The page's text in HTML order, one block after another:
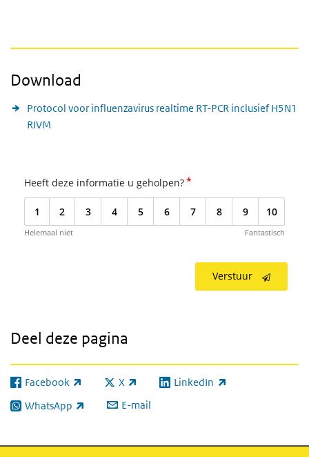
Download
Protocol voor influenzavirus realtime RT-PCR inclusief H5N1
RIVM
Heeft deze informatie u geholpen?*
1 2 3 4 5 6 7 8 9 10
Helemaal niet Fantastisch
Verstuur
Deel deze pagina
Facebook
(externe link) X
(externe link) LinkedIn
(externe link)
WhatsApp
(externe link) E-mail